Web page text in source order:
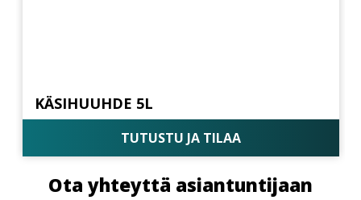
KÄSIHUUHDE 5L
TUTUSTU JA TILAA
Ota yhteyttä asiantuntijaan